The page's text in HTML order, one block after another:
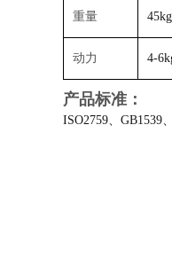
重量
动力 4-
产品标准：
ISO2759、GB1539